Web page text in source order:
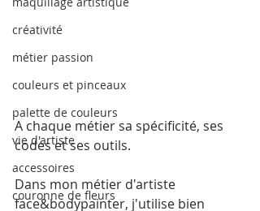
créativité
métier passion
couleurs et pinceaux
palette de couleurs
vie d'artiste
accessoires
couronne de fleurs
A chaque métier sa spécificité, ses
codes et ses outils.
Dans mon métier d'artiste
face&bodypainter, j'utilise bien